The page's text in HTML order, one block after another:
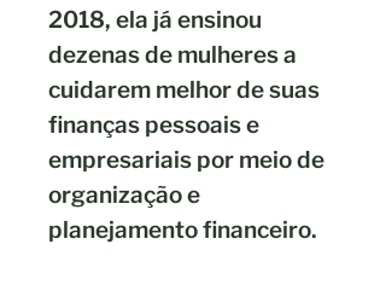
2018, ela já ensinou
dezenas de mulheres a
cuidarem melhor de suas
finanças pessoais e
empresariais por meio de
organização e
planejamento financeiro.